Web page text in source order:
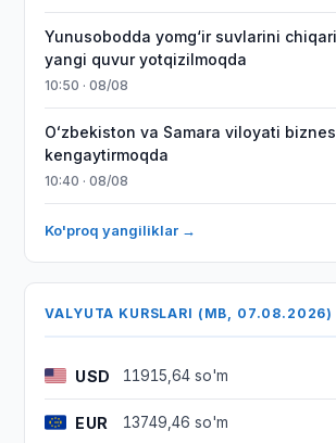
Yunusobodda yomg‘ir suvlarini
yangi quvur yotqizilmoqda
10:50 · 08/08
Oʻzbekiston va Samara viloyati
kengaytirmoqda
10:40 · 08/08
Ko'proq yangiliklar →
VALYUTA KURSLARI (MB, 07.08.2026)
USD 11915,64 so'm
EUR 13749,46 so'm